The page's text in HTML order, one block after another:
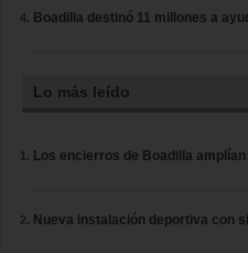
Boadilla destinó 11 millones a
Lo más leído
Los encierros de Boadilla
Nueva instalación deportiva con